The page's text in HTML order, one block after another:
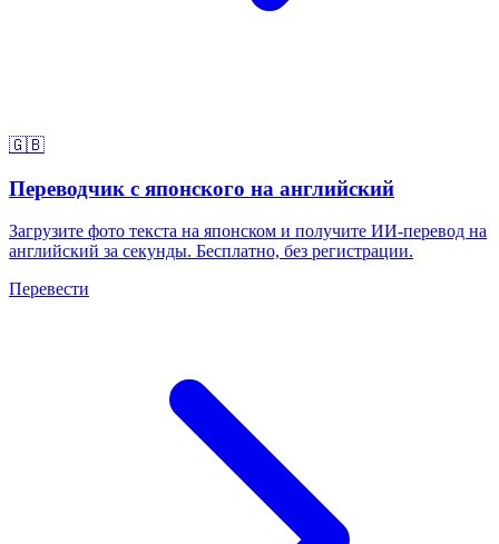
🇬🇧
Переводчик с японского на английский
Загрузите фото текста на японском и получите ИИ-перевод на
английский за секунды. Бесплатно, без регистрации.
Перевести